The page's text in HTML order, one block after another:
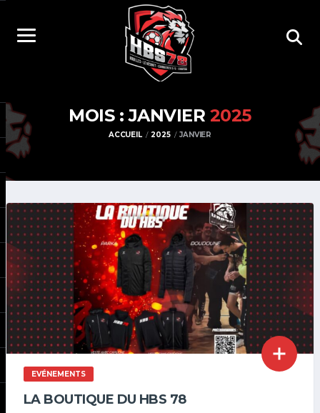
MOIS : JANVIER 2025
ACCUEIL 2025 JANVIER
EVÉNEMENTS
LA BOUTIQUE DU HBS 78